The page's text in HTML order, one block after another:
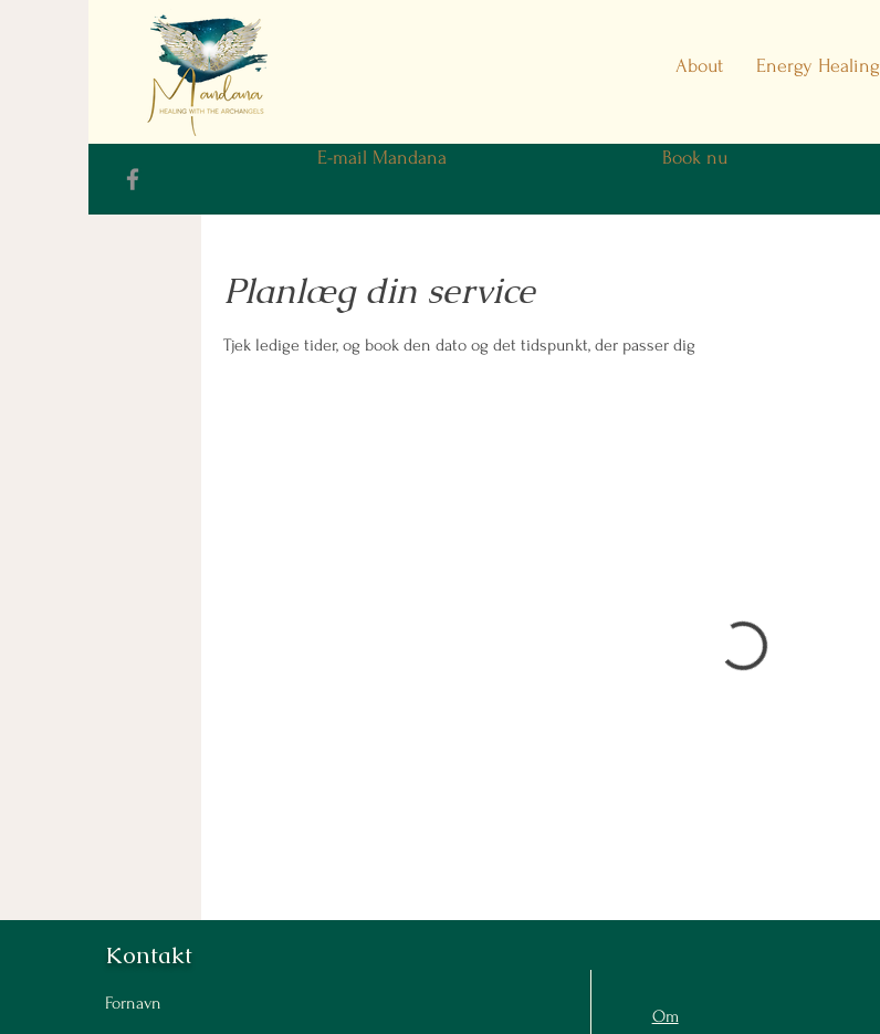
About Energy Healing
E-mail Mandana Book nu
Planlæg din service
Tjek ledige tider, og book den dato og det tidspunkt, der passer dig
Kontakt
Fornavn
Om